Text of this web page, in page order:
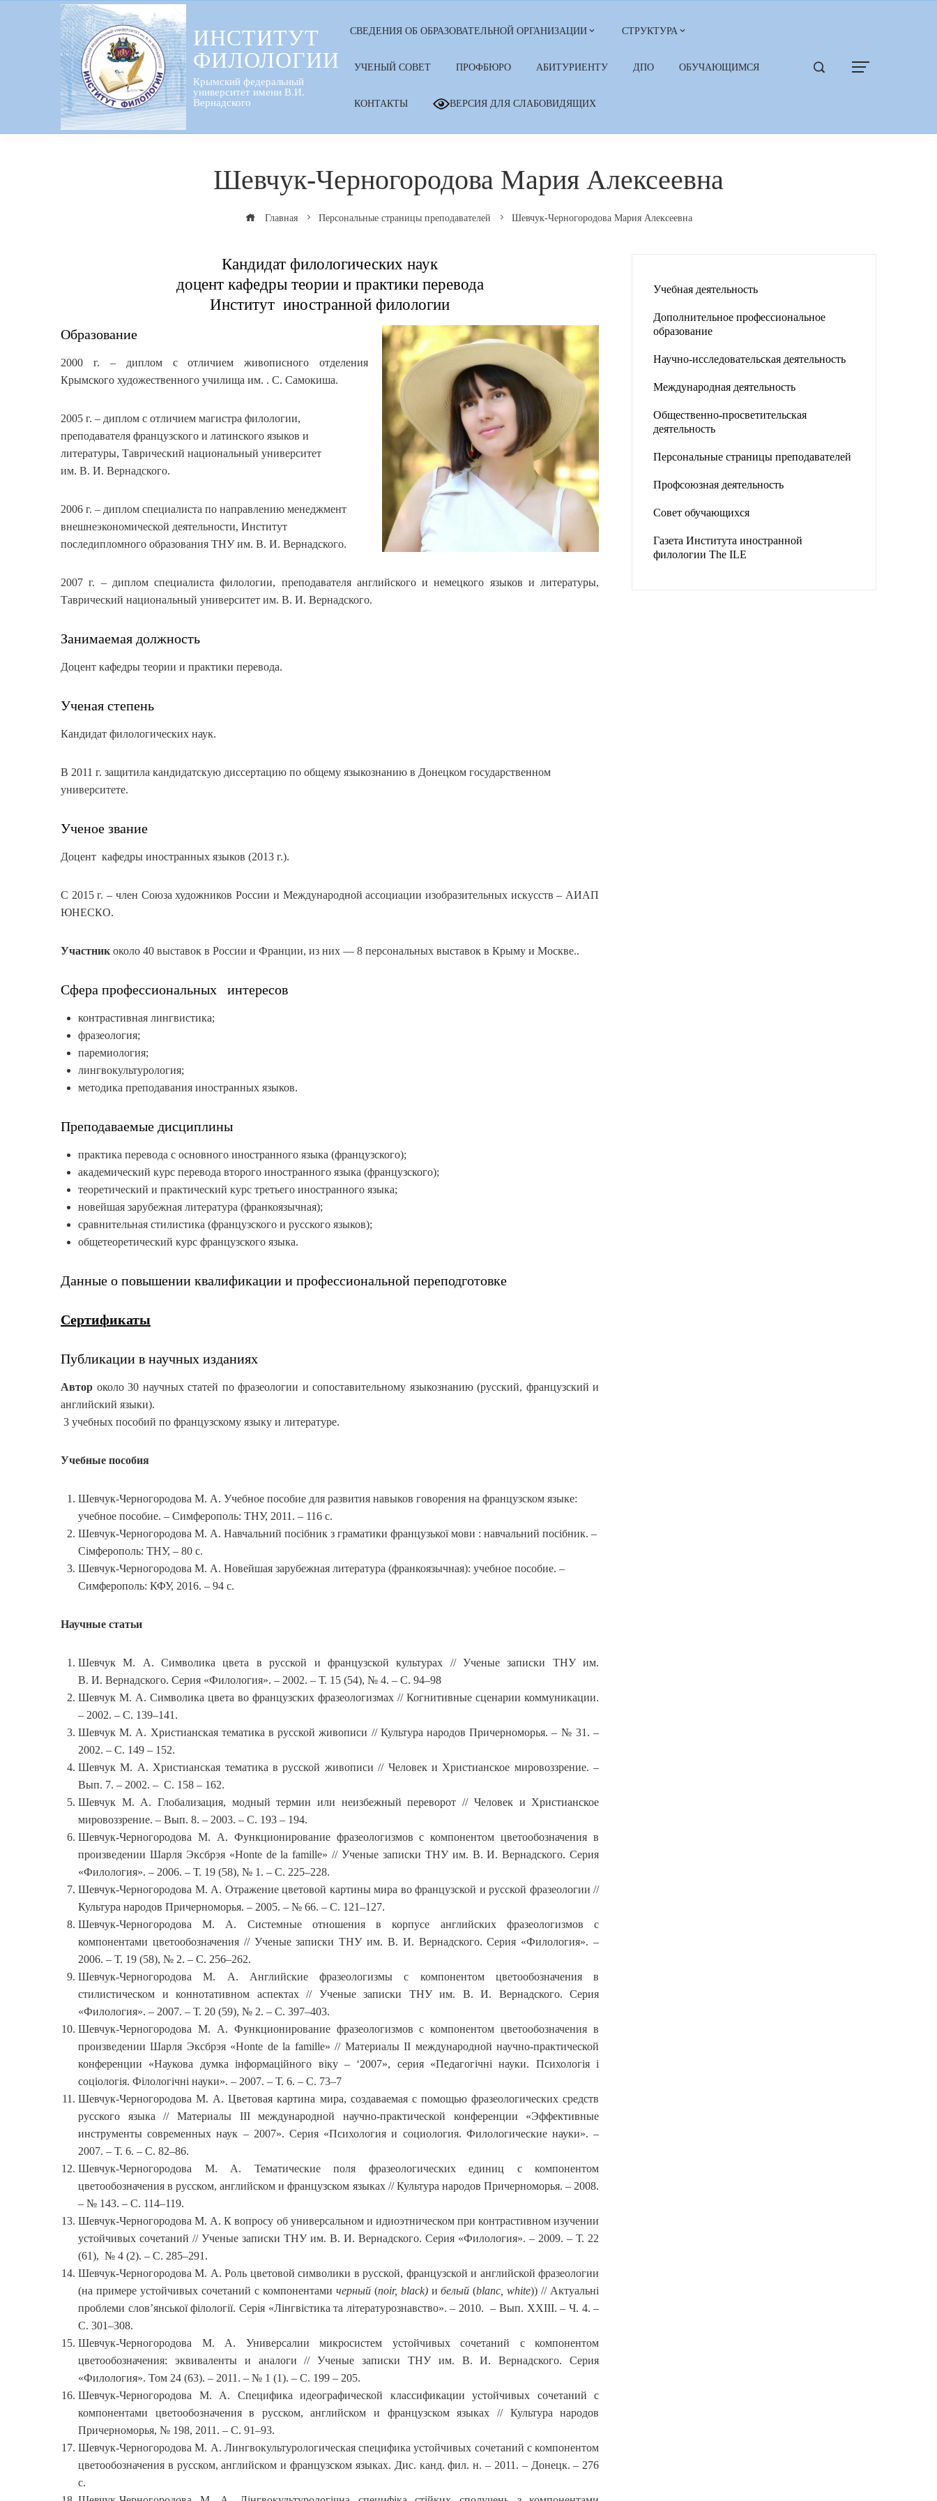
ИНСТИТУТ
ФИЛОЛОГИИ
Крымский федеральный
университет имени В.И.
Вернадского
СВЕДЕНИЯ ОБ ОБРАЗОВАТЕЛЬНОЙ ОРГАНИЗАЦИИ СТРУКТУРА
УЧЕНЫЙ СОВЕТ ПРОФБЮРО АБИТУРИЕНТУ ДПО ОБУЧАЮЩИМСЯ
КОНТАКТЫ ВЕРСИЯ ДЛЯ СЛАБОВИДЯЩИХ
Шевчук-Черногородова Мария Алексеевна
Главная Персональные страницы преподавателей Шевчук-Черногородова Мария Алексеевна
Кандидат филологических наук
доцент кафедры теории и практики перевода
Институт иностранной филологии
Образование
2000 г. – диплом с отличием живописного отделения
Крымского художественного училища им. . С. Самокиша.
2005 г. – диплом с отличием магистра филологии,
преподавателя французского и латинского языков и
литературы, Таврический национальный университет
им. В. И. Вернадского.
2006 г. – диплом специалиста по направлению менеджмент
внешнеэкономической деятельности, Институт
последипломного образования ТНУ им. В. И. Вернадского.
2007 г. – диплом специалиста филологии, преподавателя английского и немецкого языков и литературы,
Таврический национальный университет им. В. И. Вернадского.
Занимаемая должность
Доцент кафедры теории и практики перевода.
Ученая степень
Кандидат филологических наук.
В 2011 г. защитила кандидатскую диссертацию по общему языкознанию в Донецком государственном
университете.
Ученое звание
Доцент кафедры иностранных языков (2013 г.).
С 2015 г. – член Союза художников России и Международной ассоциации изобразительных искусств – АИАП
ЮНЕСКО.
Участник около 40 выставок в России и Франции, из них — 8 персональных выставок в Крыму и Москве..
Сфера профессиональных интересов
контрастивная лингвистика;
фразеология;
паремиология;
лингвокультурология;
методика преподавания иностранных языков.
Преподаваемые дисциплины
практика перевода с основного иностранного языка (французского);
академический курс перевода второго иностранного языка (французского);
теоретический и практический курс третьего иностранного языка;
новейшая зарубежная литература (франкоязычная);
сравнительная стилистика (французского и русского языков);
общетеоретический курс французского языка.
Данные о повышении квалификации и профессиональной переподготовке
Сертификаты
Публикации в научных изданиях
Автор около 30 научных статей по фразеологии и сопоставительному языкознанию (русский, французский и
английский языки).
3 учебных пособий по французскому языку и литературе.
Учебные пособия
Шевчук-Черногородова М. А. Учебное пособие для развития навыков говорения на французском языке:
учебное пособие. – Симферополь: ТНУ, 2011. – 116 с.
Шевчук-Черногородова М. А. Навчальний посібник з граматики французької мови : навчальний посібник. –
Сімферополь: ТНУ, – 80 с.
Шевчук-Черногородова М. А. Новейшая зарубежная литература (франкоязычная): учебное пособие. –
Симферополь: КФУ, 2016. – 94 с.
Научные статьи
Шевчук М. А. Символика цвета в русской и французской культурах // Ученые записки ТНУ им.
В. И. Вернадского. Серия «Филология». – 2002. – Т. 15 (54), № 4. – С. 94–98
Шевчук М. А. Символика цвета во французских фразеологизмах // Когнитивные сценарии коммуникации.
– 2002. – С. 139–141.
Шевчук М. А. Христианская тематика в русской живописи // Культура народов Причерноморья. – № 31. –
2002. – С. 149 – 152.
Шевчук М. А. Христианская тематика в русской живописи // Человек и Христианское мировоззрение. –
Вып. 7. – 2002. – С. 158 – 162.
Шевчук М. А. Глобализация, модный термин или неизбежный переворот // Человек и Христианское
мировоззрение. – Вып. 8. – 2003. – С. 193 – 194.
Шевчук-Черногородова М. А. Функционирование фразеологизмов с компонентом цветообозначения в
произведении Шарля Эксбрэя «Honte de la famille» // Ученые записки ТНУ им. В. И. Вернадского. Серия
«Филология». – 2006. – Т. 19 (58), № 1. – С. 225–228.
Шевчук-Черногородова М. А. Отражение цветовой картины мира во французской и русской фразеологии //
Культура народов Причерноморья. – 2005. – № 66. – С. 121–127.
Шевчук-Черногородова М. А. Системные отношения в корпусе английских фразеологизмов с
компонентами цветообозначения // Ученые записки ТНУ им. В. И. Вернадского. Серия «Филология». –
2006. – Т. 19 (58), № 2. – С. 256–262.
Шевчук-Черногородова М. А. Английские фразеологизмы с компонентом цветообозначения в
стилистическом и коннотативном аспектах // Ученые записки ТНУ им. В. И. Вернадского. Серия
«Филология». – 2007. – Т. 20 (59), № 2. – С. 397–403.
Шевчук-Черногородова М. А. Функционирование фразеологизмов с компонентом цветообозначения в
произведении Шарля Эксбрэя «Honte de la famille» // Материалы II международной научно-практической
конференции «Наукова думка інформаційного віку – ‘2007», серия «Педагогічні науки. Психологія і
соціологія. Філологічні науки». – 2007. – Т. 6. – С. 73–7
Шевчук-Черногородова М. А. Цветовая картина мира, создаваемая с помощью фразеологических средств
русского языка // Материалы III международной научно-практической конференции «Эффективные
инструменты современных наук – 2007». Серия «Психология и социология. Филологические науки». –
2007. – Т. 6. – С. 82–86.
Шевчук-Черногородова М. А. Тематические поля фразеологических единиц с компонентом
цветообозначения в русском, английском и французском языках // Культура народов Причерноморья. – 2008.
– № 143. – С. 114–119.
Шевчук-Черногородова М. А. К вопросу об универсальном и идиоэтническом при контрастивном изучении
устойчивых сочетаний // Ученые записки ТНУ им. В. И. Вернадского. Серия «Филология». – 2009. – Т. 22
(61), № 4 (2). – С. 285–291.
Шевчук-Черногородова М. А. Роль цветовой символики в русской, французской и английской фразеологии
(на примере устойчивых сочетаний с компонентами черный (noir, black) и белый(blanc ,white)) // Актуальні
проблеми слов’янської філології. Серія «Лінгвістика та літературознавство». – 2010. – Вып. ХХІІІ. – Ч. 4. –
С. 301–308.
Шевчук-Черногородова М. А. Универсалии микросистем устойчивых сочетаний с компонентом
цветообозначения: эквиваленты и аналоги // Ученые записки ТНУ им. В. И. Вернадского. Серия
«Филология». Том 24 (63). – 2011. – № 1 (1). – С. 199 – 205.
Шевчук-Черногородова М. А. Специфика идеографической классификации устойчивых сочетаний с
компонентами цветообозначения в русском, английском и французском языках // Культура народов
Причерноморья, № 198, 2011. – C. 91–93.
Шевчук-Черногородова М. А. Лингвокультурологическая специфика устойчивых сочетаний с компонентом
цветообозначения в русском, английском и французском языках. Дис. канд. фил. н. – 2011. – Донецк. – 276
с.
Учебная деятельность
Дополнительное профессиональное
образование
Научно-исследовательская деятельность
Международная деятельность
Общественно-просветительская
деятельность
Персональные страницы преподавателей
Профсоюзная деятельность
Совет обучающихся
Газета Института иностранной
филологии The ILE